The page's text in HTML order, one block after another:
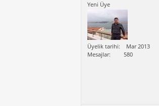
Yeni Üye
Üyelik tarihi
Mar 2013
Mesajlar
580